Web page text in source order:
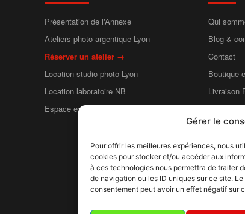
Gérer le
Pour offrir les meilleures expériences, nous
cookies pour stocker et/ou accéder aux
à ces technologies nous permettra de traiter
de navigation ou les ID uniques sur ce site.
consentement peut avoir un effet négatif sur
Présentation de l'Annexe
Ateliers photo argentique Lyon
Réserver un atelier →
Location studio photo Lyon
Location laboratoire NB
Espace exposition
Qui
Blog &
Contact
Boutique
Livraison
Mentions
CGV
CGU
Cookies